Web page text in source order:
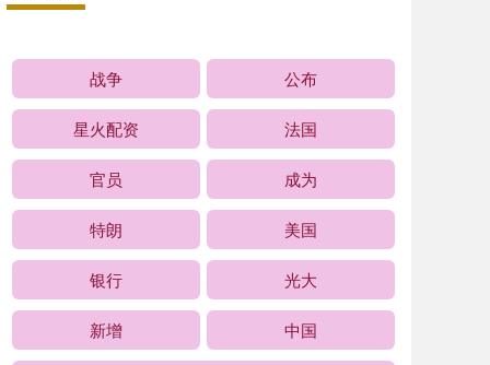
战争 公布
星火配资 法国
官员 成为
特朗 美国
银行 光大
新增 中国